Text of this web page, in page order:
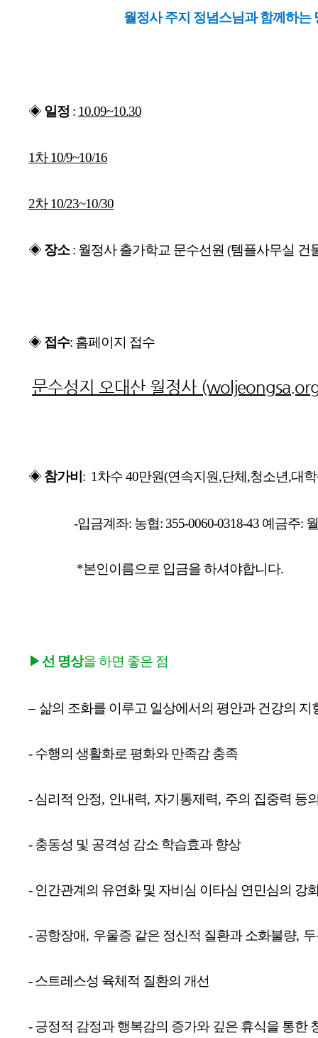
월정사 주지 정념스님과 함께하는
◈ 일정 : 10.09~10.30
1차 10/9~10/16
2차 10/23~10/30
◈ 장소: 월정사 출가학교 문수선원 (템플사무실 건
◈ 접수: 홈페이지 접수
문수성지 오대산 월정사
◈ 참가비 :  1차수 40만원(연속지원,단체,청소년,대
-입금계좌: 농협: 355-0060-0318-43 예금주:
*본인이름으로 입금을 하셔야합니다.
▶선 명상을 하면 좋은 점
– 삶의 조화를 이루고 일상에서의 평안과 건강의 지
- 수행의 생활화로 평화와 만족감 충족
- 심리적 안정, 인내력, 자기통제력, 주의 집중력 등
- 충동성 및 공격성 감소 학습효과 향상
- 인간관계의 유연화 및 자비심 이타심 연민심의 강
- 공항장애, 우울증 같은 정신적 질환과 소화불량,
- 스트레스성 육체적 질환의 개선
- 긍정적 감정과 행복감의 증가와 깊은 휴식을 통한